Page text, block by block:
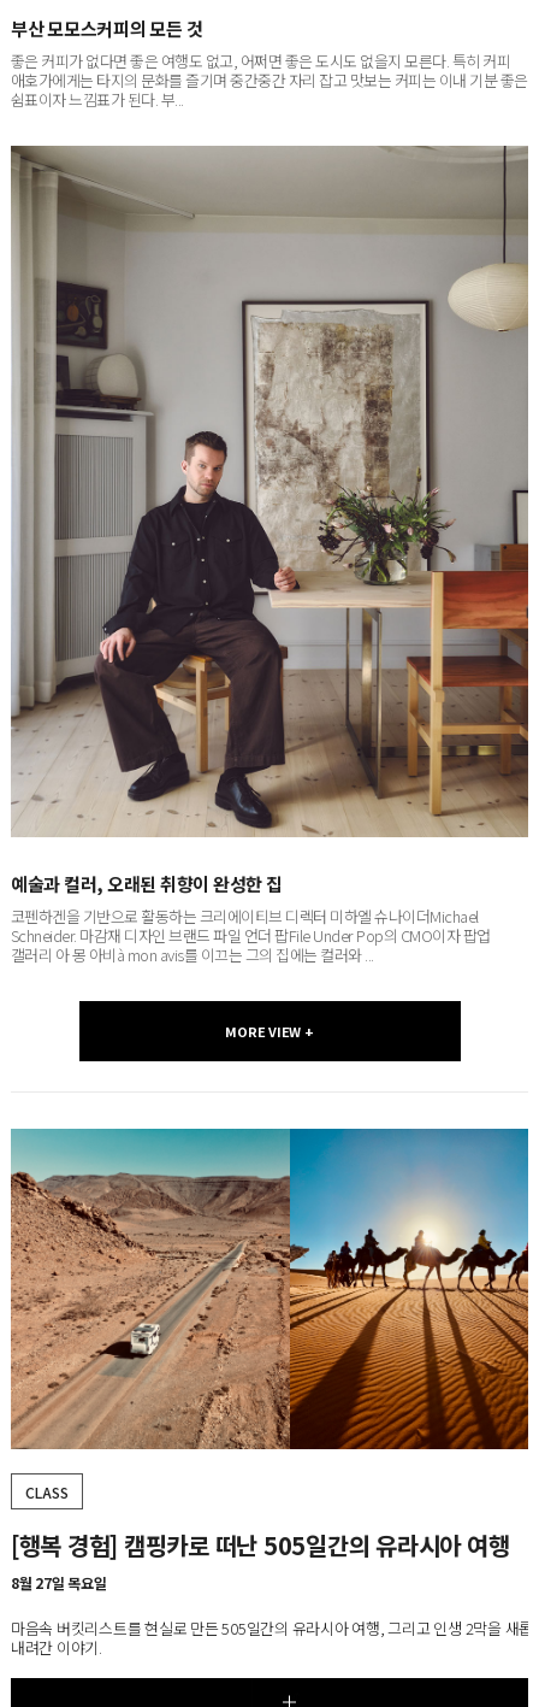
좋은 커피가 없다면 좋은 여행도 없고, 어쩌면 좋은 도시도 없을지 모른다. 특히 커피
애호가에게는 타지의 문화를 즐기며 중간중간 자리 잡고 맛보는 커피는 이내 기분 좋은
쉼표이자 느낌표가 된다. 부...
코펜하겐을 기반으로 활동하는 크리에이티브 디렉터 미하엘 슈나이더Michael
Schneider. 마감재 디자인 브랜드 파일 언더 팝File Under Pop의 CMO이자 팝업
갤러리 아 몽 아비à mon avis를 이끄는 그의 집에는 컬러와 ...
CLASS
[5강] 20세기 가구 마스터피스 100, 시즌5
8월 25일~9월 22일, 매주 화요일
과정을 살펴보는 디자인 교양 클래스